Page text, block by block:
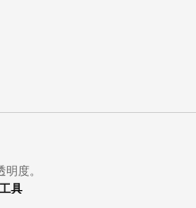
度。
具